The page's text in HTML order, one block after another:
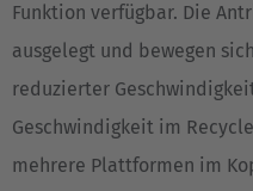
France
Français
Funktion verfügbar. Die
ausgelegt und bewegen
reduzierter
Geschwindigkeit im
mehrere Plattformen im